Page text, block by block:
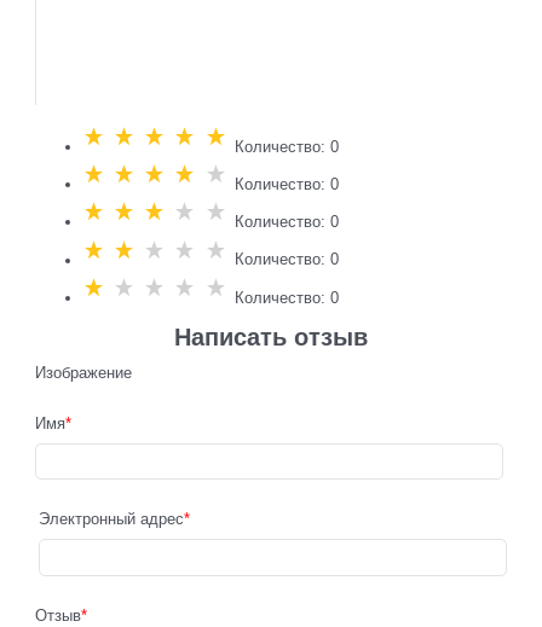
Количество: 0
Количество: 0
Количество: 0
Количество: 0
Количество: 0
Написать отзыв
Изображение
Имя
Электронный адрес
Отзыв